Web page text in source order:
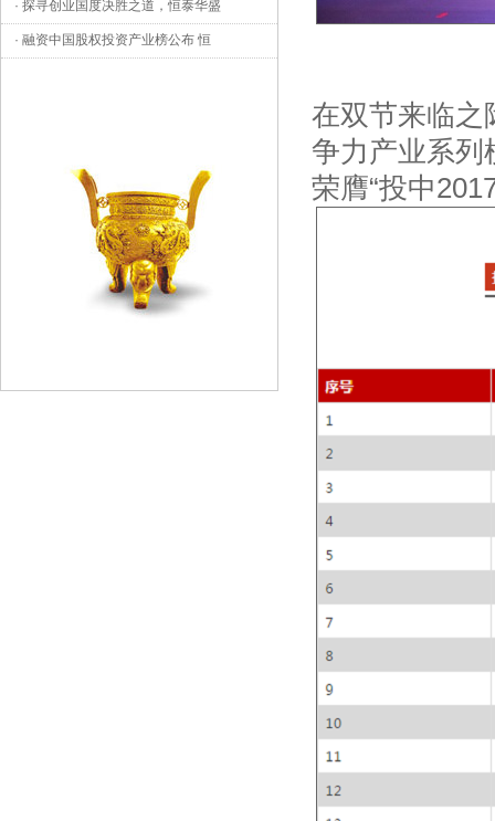
· 探寻创业国度决胜之道，恒泰华盛
· 融资中国股权投资产业榜公布 恒
在双节来临之
争力产业系列
荣膺“投中